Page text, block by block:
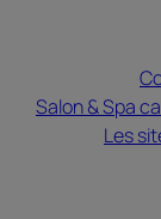
Salon & Spa
Les